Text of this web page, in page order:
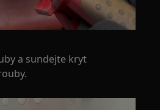
a sundejte kryt